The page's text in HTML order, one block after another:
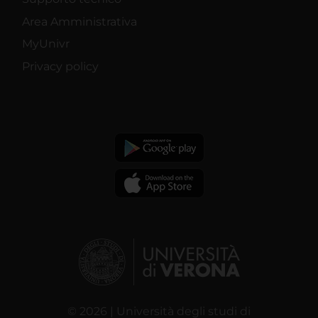
Area Amministrativa
MyUnivr
Privacy policy
© 2026 | Università degli studi di